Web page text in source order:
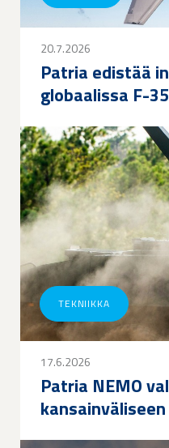
20.7.2026
Patria edistää
globaalissa F-
TEKNIIKKA
17.6.2026
Patria NEMO